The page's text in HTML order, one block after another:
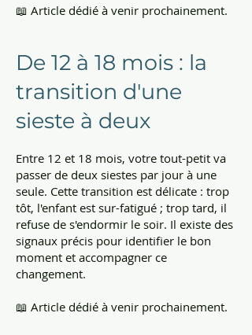
📖 Article dédié à venir prochainement.
De 12 à 18 mois : la
transition d'une
sieste à deux
Entre 12 et 18 mois, votre tout-petit va
passer de deux siestes par jour à une
seule. Cette transition est délicate : trop
tôt, l'enfant est sur-fatigué ; trop tard, il
refuse de s'endormir le soir. Il existe des
signaux précis pour identifier le bon
moment et accompagner ce
changement.
📖 Article dédié à venir prochainement.